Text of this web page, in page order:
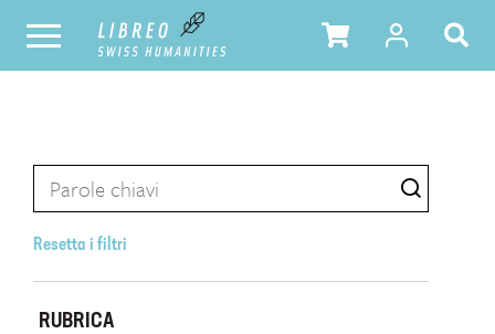
Resetta i filtri
RUBRICA